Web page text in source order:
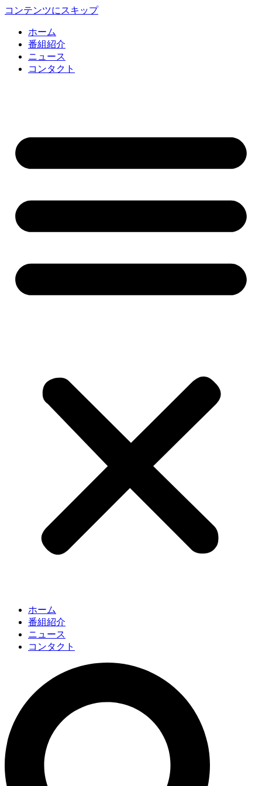
コンテンツにスキップ
ホーム
番組紹介
ニュース
コンタクト
ホーム
番組紹介
ニュース
コンタクト